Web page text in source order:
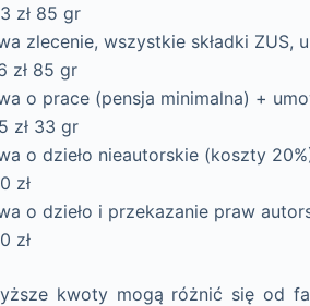
zł 85 gr
zlecenie, wszystkie składki ZUS,
zł 85 gr
o prace (pensja minimalna) +
zł 33 gr
o dzieło nieautorskie (koszty
zł
o dzieło i przekazanie praw
zł
kwoty mogą różnić się od